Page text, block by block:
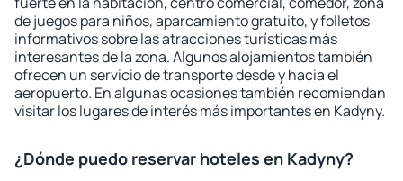
de juegos para niños, aparcamiento gratuito, y folletos
informativos sobre las atracciones turísticas más
interesantes de la zona. Algunos alojamientos también
ofrecen un servicio de transporte desde y hacia el
aeropuerto. En algunas ocasiones también recomiendan
visitar los lugares de interés más importantes en Kadyny.
¿Dónde puedo reservar hoteles en Kadyny?